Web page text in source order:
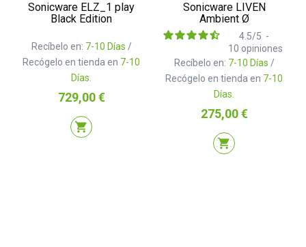
Sonicware ELZ_1 play
Black Edition
Recíbelo en: 7-10 Días /
Recógelo en tienda en 7-10
Días.
Precio
729,00 €
shopping_cart
Sonicware LIVEN
Ambient Ø
Recíbelo en: 7-10 Días /
Recógelo en tienda en 7-10
Días.
4.5/5 -
10 opiniones
Precio
275,00 €
shopping_cart